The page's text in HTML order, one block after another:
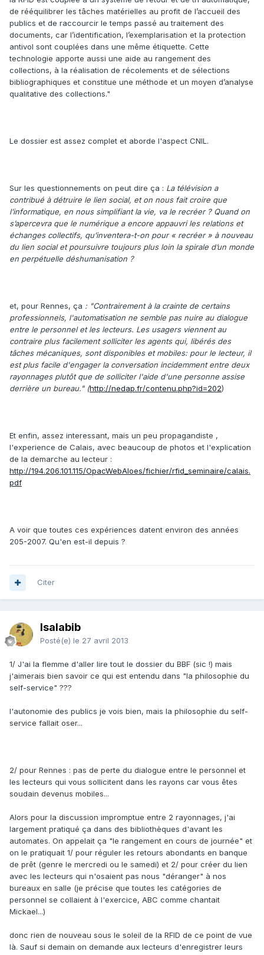
de rééquilibrer les tâches matérielles au profit de l’accueil des
publics et de raccourcir le temps passé au traitement des
documents, car l’identification, l’exemplarisation et la protection
antivol sont couplées dans une même étiquette. Cette
technologie apporte aussi une aide au rangement des
collections, à la réalisation de récolements et de sélections
bibliographiques et constitue une méthode et un moyen d’analyse
qualitative des collections."
Le dossier est assez complet et aborde l'aspect CNIL.
Sur les questionnements on peut dire ça : La télévision a
contribué à détruire le lien social, et on nous fait croire que
l’informatique, en nous simplifiant la vie, va le recréer ? Quand on
s’apercevra que le numérique a encore appauvri les relations et
échanges collectifs, qu’inventera-t-on pour « recréer » à nouveau
du lien social et poursuivre toujours plus loin la spirale d’un monde
en perpétuelle déshumanisation ?
et, pour Rennes, ça : "Contrairement à la crainte de certains
professionnels, l'automatisation ne semble pas nuire au dialogue
entre le personnel et les lecteurs. Les usagers viennent au
contraire plus facilement solliciter les agents qui, libérés des
tâches mécaniques, sont disponibles et mobiles: pour le lecteur, il
est plus facile d'engager la conversation incidemment entre deux
rayonnages plutôt que de solliciter l'aide d'une personne assise
derrière un bureau." (http://nedap.fr/contenu.php?id=202)
Et enfin, assez interessant, mais un peu propagandiste ,
l'experience de Calais, avec beaucoup de photos et l'explication
de la demarche au lecteur :
http://194.206.101.115/OpacWebAloes/fichier/rfid_seminaire/calais.
pdf
A voir que toutes ces expériences datent environ des années
205-2007. Qu'en est-il depuis ?
Citer
Isalabib
Posté(e) le 27 avril 2013
1/ J'ai la flemme d'aller lire tout le dossier du BBF (sic !) mais
j'aimerais bien savoir ce qui est entendu dans "la philosophie du
self-service" ???
l'autonomie des publics je vois bien, mais la philosophie du self-
service fallait oser...
2/ pour Rennes : pas de perte du dialogue entre le personnel et
les lecteurs qui vous sollicitent dans les rayons car vous êtes
soudain devenus mobiles...
Alors pour la discussion impromptue entre 2 rayonnages, j'ai
largement pratiqué ça dans des bibliothèques d'avant les
automates. On appelait ça "le rangement en cours de journée" et
on le pratiquait 1/ pour réguler les retours abondants en banque
de prêt (genre le mercredi ou le samedi) et 2/ pour créer du lien
avec les lecteurs qui n'osaient pas nous "déranger" à nos
bureaux en salle (je précise que toutes les catégories de
personnel se collaient à l'exercice, ABC comme chantait
Mickael...)
donc rien de nouveau sous le soleil de la RFID de ce point de vue
là. Sauf si demain on demande aux lecteurs d'enregistrer leurs